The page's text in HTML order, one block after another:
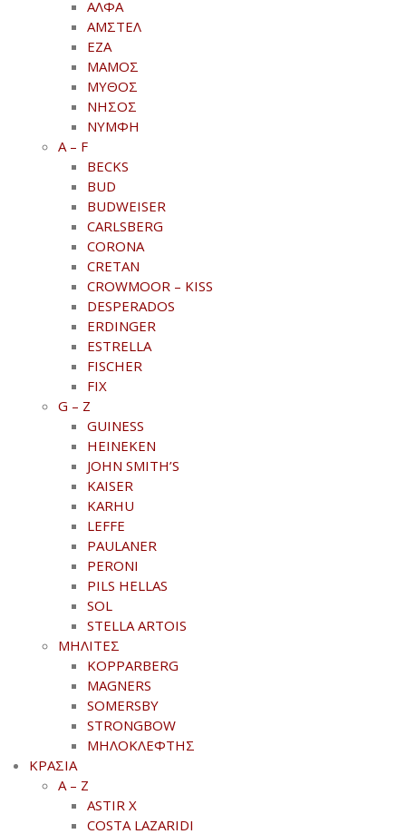
ΑΛΦΑ
ΑΜΣΤΕΛ
ΕΖΑ
ΜΑΜΟΣ
ΜΥΘΟΣ
ΝΗΣΟΣ
ΝΥΜΦΗ
A – F
BECKS
BUD
BUDWEISER
CARLSBERG
CORONA
CRETAN
CROWMOOR – KISS
DESPERADOS
ERDINGER
ESTRELLA
FISCHER
FIX
G – Z
GUINESS
HEINEKEN
JOHN SMITH’S
KAISER
KARHU
LEFFE
PAULANER
PERONI
PILS HELLAS
SOL
STELLA ARTOIS
ΜΗΛΙΤΕΣ
KOPPARBERG
MAGNERS
SOMERSBY
STRONGBOW
ΜΗΛΟΚΛΕΦΤΗΣ
ΚΡΑΣΙΑ
A – Z
ASTIR X
COSTA LAZARIDI